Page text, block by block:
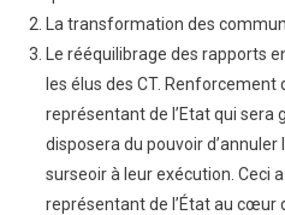
La transformation des
Le rééquilibrage des rapports
les élus des CT.
représentant de l’Etat qui sera
disposera du pouvoir d’annuler
surseoir à leur exécution. Ceci
représentant de l’État au cœur